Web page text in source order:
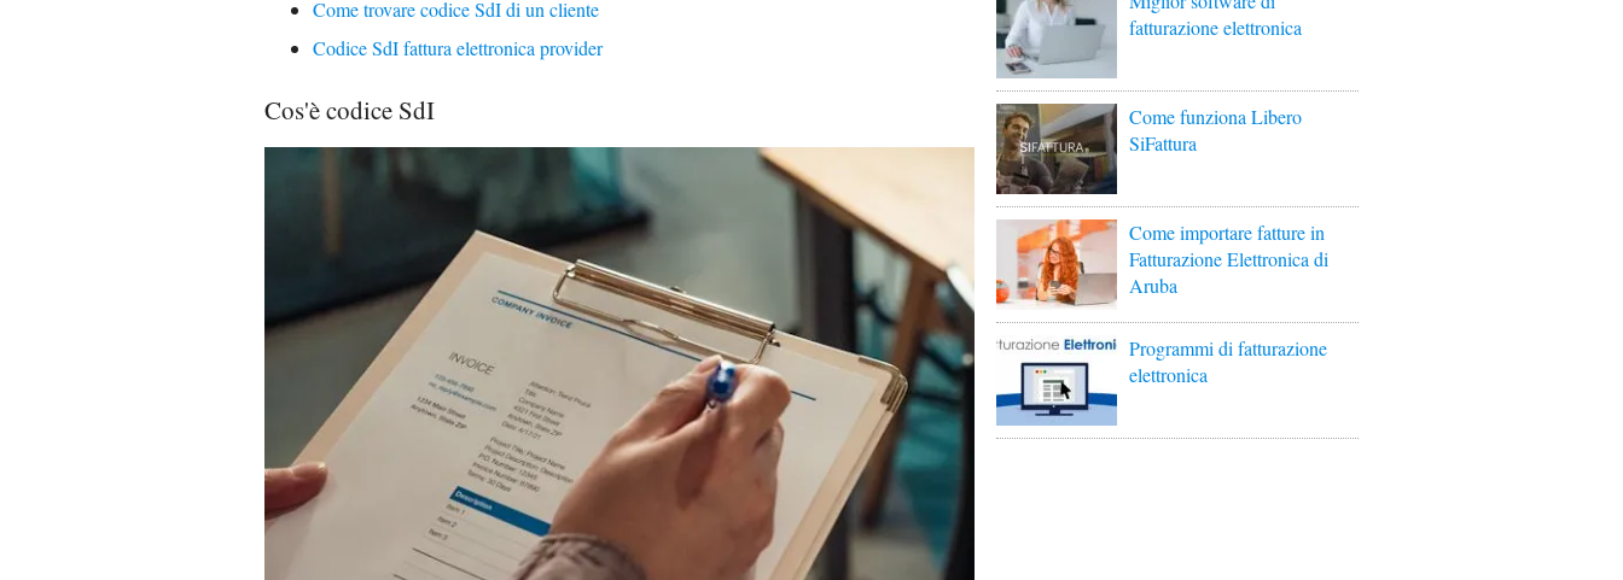
Come trovare codice SdI di un cliente
Codice SdI fattura elettronica provider
Cos'è codice SdI
fatturazione elettronica
Come funziona Libero
SiFattura
Come importare fatture in
Fatturazione Elettronica di
Aruba
Programmi di fatturazione
elettronica